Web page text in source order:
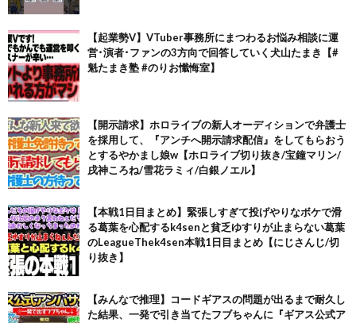
【起業勢V】VTuber事務所にまつわるお悩み相談に運
営･演者･ファンの3方向で回答していく犬山たまき【#
魁たまき塾 #のりお懺悔室】
【開示請求】ホロライブの新人オーディションで弁護士
を採用して、『アンチへ開示請求配信』をしてもらおう
とするやかまし娘w【ホロライブ切り抜き/宝鐘マリン/
戌神ころね/雪花ラミィ/白銀ノエル】
【本戦1日目まとめ】緊張しすぎて投げやりなボケで滑
る葛葉を心配するk4senと貧乏ゆすりが止まらない葛葉
のLeagueThek4sen本戦1日目まとめ【にじさんじ/切
り抜き】
【みんなで推理】コードギアスの問題が出るまで耐久し
た結果、一発で引き当てたフブちゃんに『ギアス公式ア